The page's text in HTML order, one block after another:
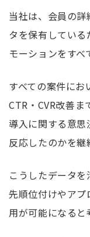
当社は、会員の
タを保有している
モーションをすべ
すべての案件にお
CTR・CVR改善
導入に関する意
反応したのかを継
こうしたデータ
先順位付けやア
用が可能になると